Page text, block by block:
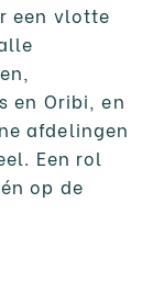
een vlotte
en Oribi, en
afdelingen
Een rol
op de